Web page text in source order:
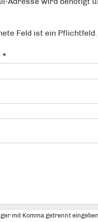
Feld ist ein Pflichtfeld.
*
mit Komma getrennt